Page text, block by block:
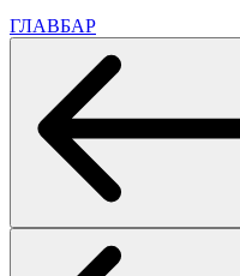
ГЛАВБАР